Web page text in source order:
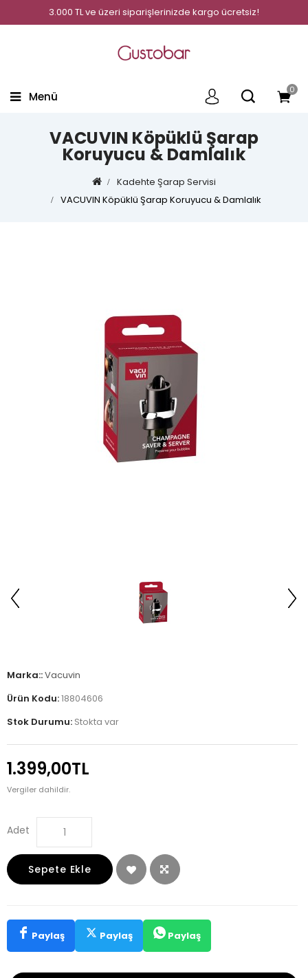
3.000 TL ve üzeri siparişlerinizde kargo ücretsiz!
0
Menü
VACUVIN Köpüklü Şarap
Koruyucu & Damlalık
Kadehte Şarap Servisi
VACUVIN Köpüklü Şarap Koruyucu & Damlalık
Marka::Vacuvin
Ürün Kodu:18804606
Stok Durumu: Stokta var
1.399,00TL
Vergiler dahildir.
Adet
Sepete Ekle
Paylaş Paylaş Paylaş